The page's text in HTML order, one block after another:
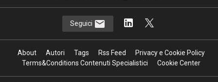
Seguici
About Autori Tags Rss Feed
Privacy e Cookie Policy
Terms&Conditions Contenuti Specialistici
Cookie Center